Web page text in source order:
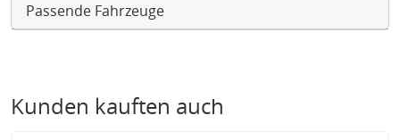
Passende Fahrzeuge
Kunden kauften auch